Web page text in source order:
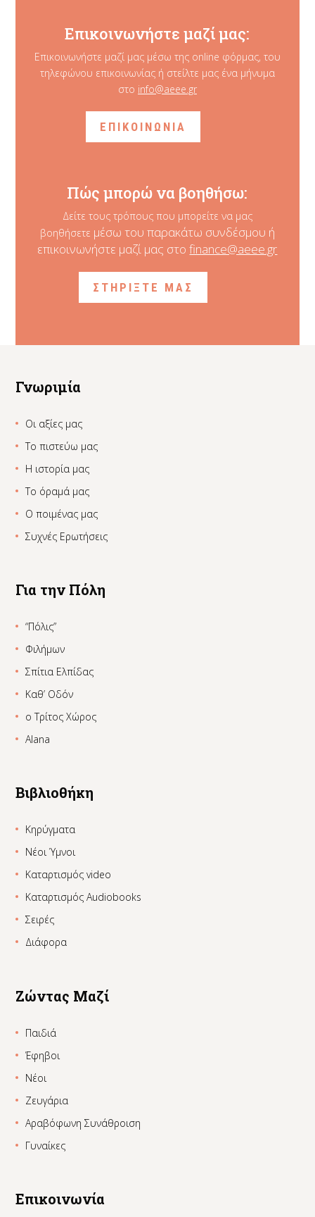
Επικοινωνήστε μαζί μας:
Επικοινωνήστε μαζί μας μέσω της online φόρμας, του
τηλεφώνου επικοινωνίας ή στείλτε μας ένα μήνυμα
στο info@aeee.gr
ΕΠΙΚΟΙΝΩΝΙΑ
Πώς μπορώ να βοηθήσω:
Δείτε τους τρόπους που μπορείτε να μας
βοηθήσετε μέσω του παρακάτω συνδέσμου ή
επικοινωνήστε μαζί μας στοfinance@aeee.gr
ΣΤΗΡΙΞΤΕ ΜΑΣ
Γνωριμία
Οι αξίες μας
Το πιστεύω μας
Η ιστορία μας
Το όραμά μας
Ο ποιμένας μας
Συχνές Ερωτήσεις
Για την Πόλη
“Πόλις”
Φιλήμων
Σπίτια Ελπίδας
Καθ’ Οδόν
ο Τρίτος Χώρος
Alana
Βιβλιοθήκη
Κηρύγματα
Νέοι Ύμνοι
Καταρτισμός video
Καταρτισμός Audiobooks
Σειρές
Διάφορα
Ζώντας Μαζί
Παιδιά
Έφηβοι
Νέοι
Ζευγάρια
Αραβόφωνη Συνάθροιση
Γυναίκες
Επικοινωνία